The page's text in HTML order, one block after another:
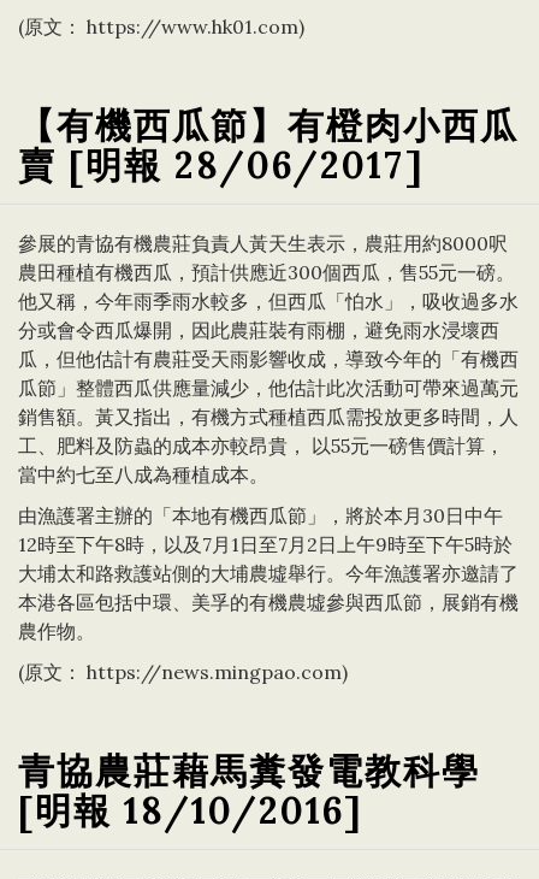
(原文： https://www.hk01.com)
【有機西瓜節】有橙肉小西瓜
賣 [明報 28/06/2017]
參展的青協有機農莊負責人黃天生表示，農莊用約8000呎
農田種植有機西瓜，預計供應近300個西瓜，售55元一磅。
他又稱，今年雨季雨水較多，但西瓜「怕水」，吸收過多水
分或會令西瓜爆開，因此農莊裝有雨棚，避免雨水浸壞西
瓜，但他估計有農莊受天雨影響收成，導致今年的「有機西
瓜節」整體西瓜供應量減少，他估計此次活動可帶來過萬元
銷售額。黃又指出，有機方式種植西瓜需投放更多時間，人
工、肥料及防蟲的成本亦較昂貴， 以55元一磅售價計算，
當中約七至八成為種植成本。
由漁護署主辦的「本地有機西瓜節」，將於本月30日中午
12時至下午8時，以及7月1日至7月2日上午9時至下午5時於
大埔太和路救護站側的大埔農墟舉行。今年漁護署亦邀請了
本港各區包括中環、美孚的有機農墟參與西瓜節，展銷有機
農作物。
(原文： https://news.mingpao.com)
青協農莊藉馬糞發電教科學
[明報 18/10/2016]